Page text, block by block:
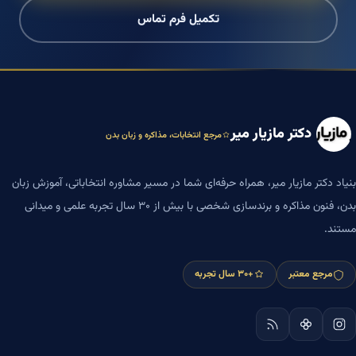
تکمیل فرم تماس
دکتر مازیار میر مرجع انتخابات، مذاکره و زبان بدن
بنیاد دکتر مازیار میر، همراه حرفه‌ای شما در مسیر مشاوره انتخاباتی، آموزش زبان
بدن، فنون مذاکره و برندسازی شخصی با بیش از ۳۰ سال تجربه علمی و میدانی
مستند.
مرجع معتبر +۳۰ سال تجربه